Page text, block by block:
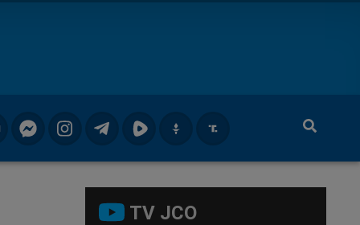
TV JCO